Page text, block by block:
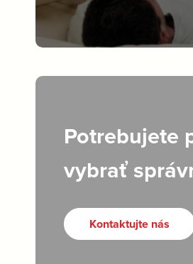
Potrebujete
vybrať
Kontaktujte nás